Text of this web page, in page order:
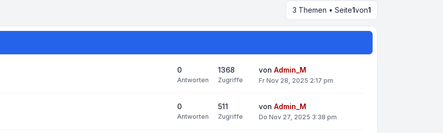
3 Themen • Seite1von1
0
Antworten
1368
Zugriffe
von Admin_M
Fr Nov 28, 2025 2:17 pm
0
Antworten
511
Zugriffe
von Admin_M
Do Nov 27, 2025 3:38 pm